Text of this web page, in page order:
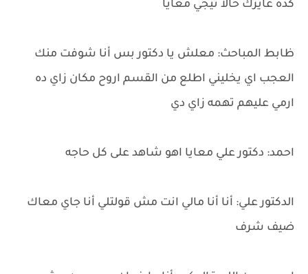
كده عايزك حالا تيجي معايا
ظابط المباحث: معلش يا دكتور بس أنا شوفت منك
العجب اي يخليني اطلع من القسم اروح مكان زاي ده
ارمي عليهم تهمه زاي دي
احمد: دكتور علي معايا اهو شاهد على كل حاجه
الدكتور علي: أنا أنا مالي انت مش قولتلي أنا جاي معاك
ضيف شرف